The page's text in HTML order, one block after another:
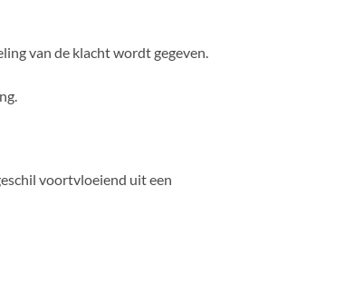
van de klacht wordt gegeven.
voortvloeiend uit een